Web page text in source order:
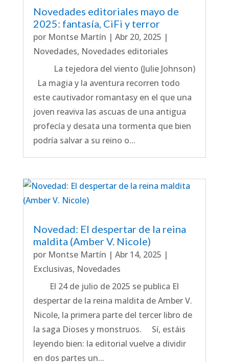
Novedades editoriales mayo de
2025: fantasía, CiFi y terror
por Montse Martín | Abr 20, 2025 |
Novedades, Novedades editoriales
La tejedora del viento (Julie Johnson)
La magia y la aventura recorren todo
este cautivador romantasy en el que una
joven reaviva las ascuas de una antigua
profecía y desata una tormenta que bien
podría salvar a su reino o...
Novedad: El despertar de la reina
maldita (Amber V. Nicole)
por Montse Martín | Abr 14, 2025 |
Exclusivas, Novedades
El 24 de julio de 2025 se publica El
despertar de la reina maldita de Amber V.
Nicole, la primera parte del tercer libro de
la saga Dioses y monstruos. Sí, estáis
leyendo bien: la editorial vuelve a dividir
en dos partes un...